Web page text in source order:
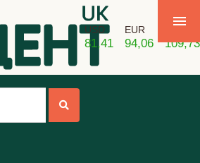
USD
81,41
EUR
94,06 109,73